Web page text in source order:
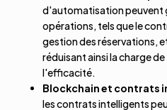
d'automatisation peuvent
opérations, tels que le
gestion des réservations,
réduisant ainsi la charge
l'efficacité.
Blockchain et contrats
les contrats intelligents